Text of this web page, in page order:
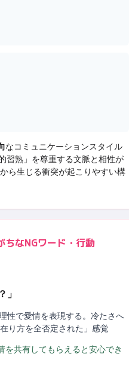
なコミュニケーションスタイル
習熟 」を尊重する文脈と相性が
ら生じる衝突が起こりやすい構
ちなNGワード・行動
」
性で愛情を表現する。冷たさへ
り方を全否定された」感覚
を共有してもらえると安心でき